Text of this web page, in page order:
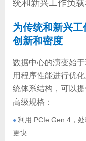
统和新兴工作负载
为传统和新兴工
创新和密度
数据中心的演变始
用程序性能进行优化
统体系结构，可以
高级规格：
● 利用 PCIe Gen 4，
更快